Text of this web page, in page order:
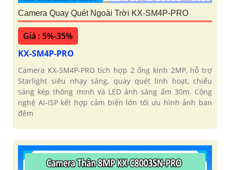
Camera Quay Quét Ngoài Trời KX-SM4P-PRO
Giá : 5%-35%
KX-SM4P-PRO
Camera KX-SM4P-PRO tích hợp 2 ống kính 2MP, hỗ trợ
Starlight siêu nhạy sáng, quay quét linh hoạt, chiếu
sáng kép thông minh và LED ánh sáng ấm 30m. Công
nghệ AI-ISP kết hợp cảm biến lớn tối ưu hình ảnh ban
đêm